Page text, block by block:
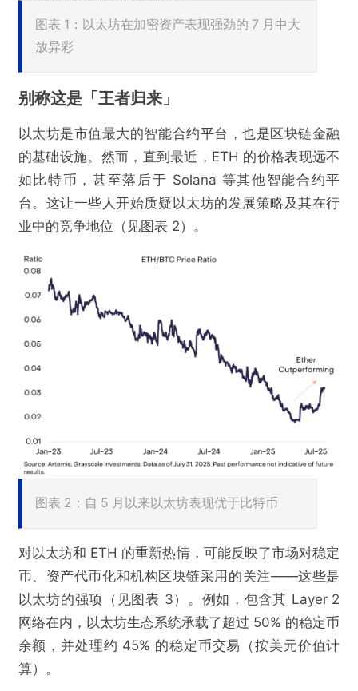
图表 1：以太坊在加密资产表现强劲的 7 月中大
放异彩
别称这是「王者归来」
以太坊是市值最大的智能合约平台，也是区块链金融
的基础设施。然而，直到最近，ETH 的价格表现远不
如比特币，甚至落后于 Solana 等其他智能合约平
台。这让一些人开始质疑以太坊的发展策略及其在行
业中的竞争地位（见图表 2）。
图表 2：自 5 月以来以太坊表现优于比特币
对以太坊和 ETH 的重新热情，可能反映了市场对稳定
币、资产代币化和机构区块链采用的关注——这些是
以太坊的强项（见图表 3）。例如，包含其 Layer 2
网络在内，以太坊生态系统承载了超过 50% 的稳定币
余额，并处理约 45% 的稳定币交易（按美元价值计
算）。